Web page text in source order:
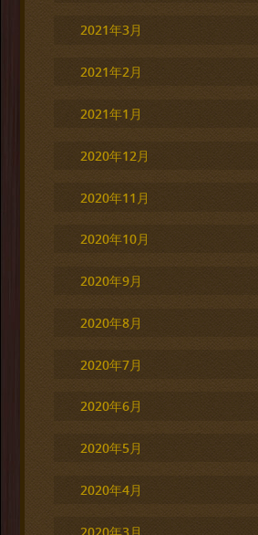
2021年3月
2021年2月
2021年1月
2020年12月
2020年11月
2020年10月
2020年9月
2020年8月
2020年7月
2020年6月
2020年5月
2020年4月
2020年3月